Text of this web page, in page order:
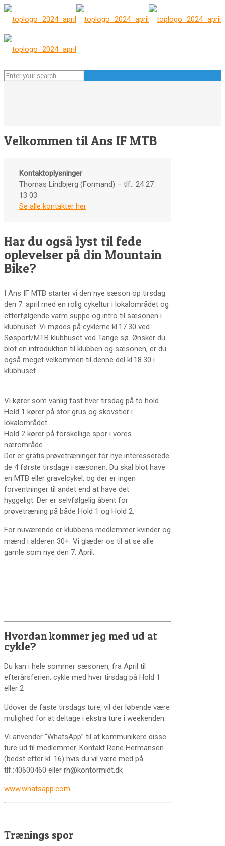
Velkommen til Ans IF MTB
Kontaktoplysninger
Thomas Lindbjerg (Formand) – tlf.: 24 27
13 03
Se alle kontakter her
Har du også lyst til fede
oplevelser på din Mountain
Bike?
I Ans IF MTB starter vi den nye sæson op tirsdag
den 7. april med en rolig cykeltur i lokalområdet og
efterfølgende varm suppe og intro til sæsonen i
klubhuset. Vi mødes på cyklerne kl.17.30 ved
Søsport/MTB klubhuset ved Tange sø. Ønsker du
blot en introduktion til klubben og sæsonen, er du
også meget velkommen til denne del kl.18.30 i
klubhuset.
Vi kører som vanlig fast hver tirsdag på to hold.
Hold 1 kører på stor grus og skovstier i
lokalområdet.
Hold 2 kører på forskellige spor i vores
nærområde.
Der er gratis prøvetræninger for nye interesserede
de 4 første tirsdage i sæsonen. Du skal blot have
en MTB eller gravelcykel, og der er ingen
forventninger til andet end at have det
hyggeligt. Der er selvfølgelig åbent for
prøvetræning på både Hold 1 og Hold 2.
For nuværende er klubbens medlemmer kvinder og
mænd i alderen 30+. Vi glæder os til at se alle
gamle som nye den 7. April.
Hvordan kommer jeg med ud at
cykle?
Du kan i hele sommer sæsonen, fra April til
efterårsferien, cykle med hver tirsdag på Hold 1
eller 2
Udover de faste tirsdags ture, vil der løbende være
mulighed for at deltage i ekstra ture i weekenden.
Vi anvender “WhatsApp” til at kommunikere disse
ture ud til medlemmer. Kontakt Rene Hermansen
(bedst efter kl. 16) hvis du vil være med på
tlf.:40600460 eller rh@kontormidt.dk
www.whatsapp.com
Trænings spor